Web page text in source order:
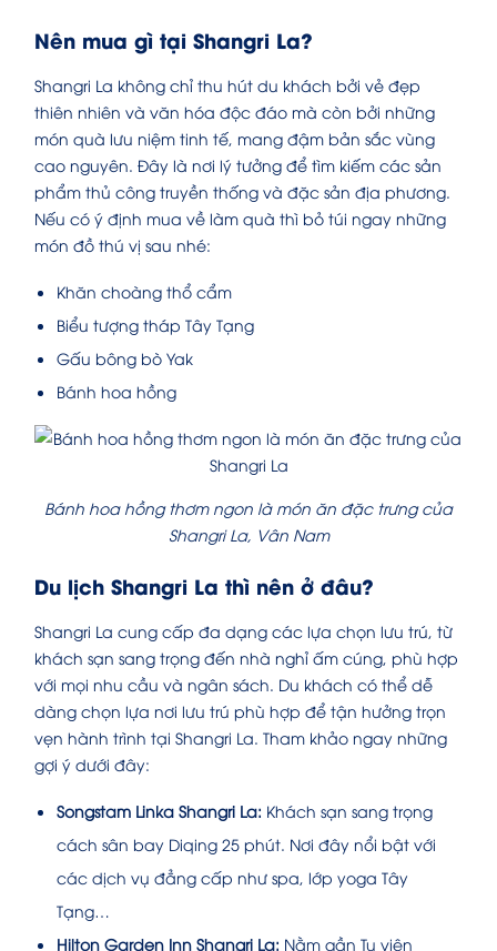
Nên mua gì tại Shangri La?
Shangri La không chỉ thu hút du khách bởi vẻ đẹp
thiên nhiên và văn hóa độc đáo mà còn bởi những
món quà lưu niệm tinh tế, mang đậm bản sắc vùng
cao nguyên. Đây là nơi lý tưởng để tìm kiếm các sản
phẩm thủ công truyền thống và đặc sản địa phương.
Nếu có ý định mua về làm quà thì bỏ túi ngay những
món đồ thú vị sau nhé:
Khăn choàng thổ cẩm
Biểu tượng tháp Tây Tạng
Gấu bông bò Yak
Bánh hoa hồng
Bánh hoa hồng thơm ngon là món ăn đặc trưng của
Shangri La, Vân Nam
Du lịch Shangri La thì nên ở đâu?
Shangri La cung cấp đa dạng các lựa chọn lưu trú, từ
khách sạn sang trọng đến nhà nghỉ ấm cúng, phù hợp
với mọi nhu cầu và ngân sách. Du khách có thể dễ
dàng chọn lựa nơi lưu trú phù hợp để tận hưởng trọn
vẹn hành trình tại Shangri La. Tham khảo ngay những
gợi ý dưới đây:
Songstam Linka Shangri La: Khách sạn sang trọng
cách sân bay Diqing 25 phút. Nơi đây nổi bật với
các dịch vụ đẳng cấp như spa, lớp yoga Tây
Tạng…
Hilton Garden Inn Shangri La: Nằm gần Tu viện